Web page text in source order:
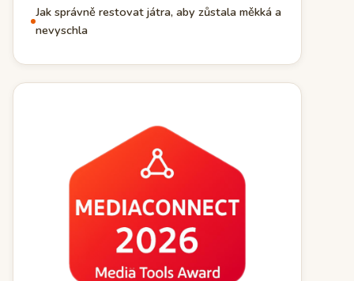
Jak správně restovat játra, aby zůstala měkká a
nevyschla